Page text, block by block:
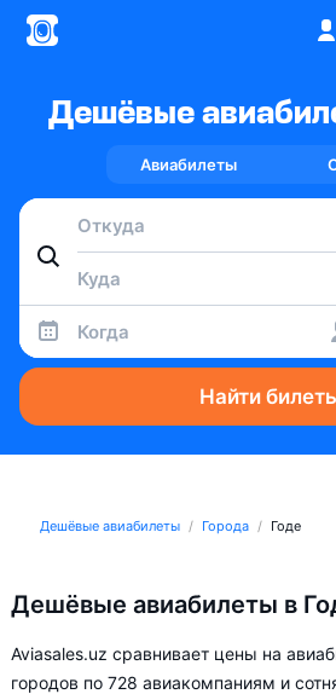
Дешёвые
Авиабилеты
Когда
Найти
Дешёвые авиабилеты Города Годе
Дешёвые авиабилеты в
Aviasales.uz сравнивает цены на
городов по 728 авиакомпаниям и